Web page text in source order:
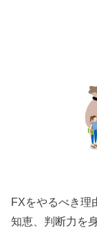
FXをやるべき理
知恵、判断力を